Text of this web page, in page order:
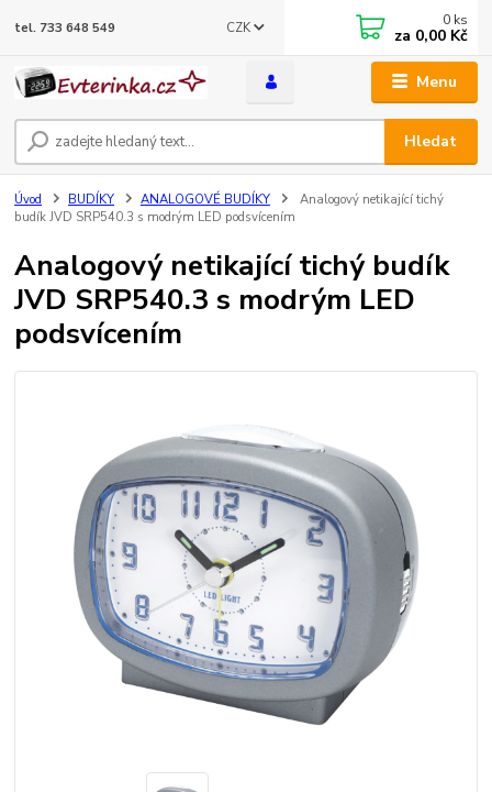
Menu
CZK
Hledat
tel. 733 648 549 0 ks
za 0,00 Kč
Úvod BUDÍKY ANALOGOVÉ BUDÍKY
Analogový netikající tichý
budík JVD SRP540.3 s modrým LED podsvícením
Analogový netikající tichý budík
JVD SRP540.3 s modrým LED
podsvícením